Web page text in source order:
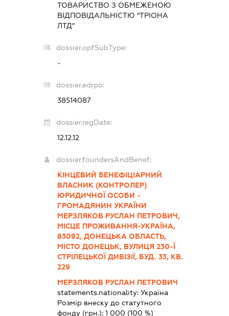
ТОВАРИСТВО З ОБМЕЖЕНОЮ
ВІДПОВІДАЛЬНІСТЮ "ТРІОНА
ЛТД"
dossier.opfSubType:
-
dossier.edrpo:
38514087
dossier.regDate:
12.12.12
dossier.foundersAndBenef:
КІНЦЕВИЙ БЕНЕФІЦІАРНИЙ
ВЛАСНИК (КОНТРОЛЕР)
ЮРИДИЧНОЇ ОСОБИ -
ГРОМАДЯНИН УКРАЇНИ
МЕРЗЛЯКОВ РУСЛАН ПЕТРОВИЧ,
МІСЦЕ ПРОЖИВАННЯ-УКРАЇНА,
83092, ДОНЕЦЬКА ОБЛАСТЬ,
МІСТО ДОНЕЦЬК, ВУЛИЦЯ 230-Ї
СТРІЛЕЦЬКОЇ ДИВІЗІЇ, БУД. 33, КВ.
229
МЕРЗЛЯКОВ РУСЛАН ПЕТРОВИЧ
statements.nationality: Україна
Розмір внеску до статутного
фонду (грн.): 1 000 (100 %)